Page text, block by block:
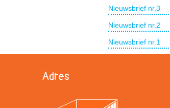
Nieuwsbrief nr.3
Nieuwsbrief nr.2
Nieuwsbrief nr.1
Adres